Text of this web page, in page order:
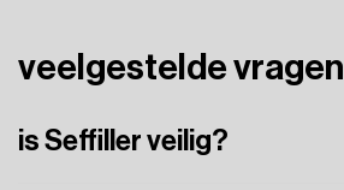
veelgestelde vragen
is Seffiller veilig?